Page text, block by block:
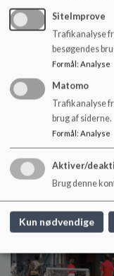
Udskolingen
Information om
Læs mere
SiteImprove
Trafikanalyse
besøgendes
Formål: Analyse
Matomo
Trafikanalyse
brug af siderne.
Formål: Analyse
Aktiver/
Brug denne
Kun nødvendige